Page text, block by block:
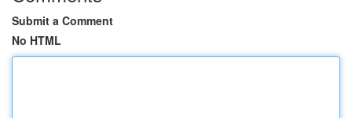
Submit a Comment
No HTML